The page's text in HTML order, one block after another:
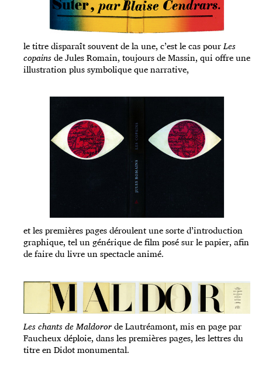
le titre disparaît souvent de la une, c’est le cas pourLes
copainsde Jules Romain, toujours de Massin, qui offre une
illustration plus symbolique que narrative,
et les premières pages déroulent une sorte d’introduction
graphique, tel un générique de film posé sur le papier, afin
de faire du livre un spectacle animé.
Les chants de Maldororde Lautréamont, mis en page par
Faucheux déploie, dans les premières pages, les lettres du
titre en Didot monumental.